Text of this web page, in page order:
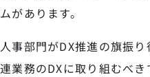
ムがあります。
人事部門がDX推進の旗振
連業務のDXに取り組むべき